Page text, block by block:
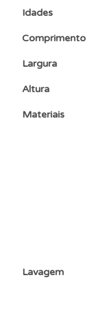
Idades
Comprimento
Largura
Altura
Materiais
Lavagem